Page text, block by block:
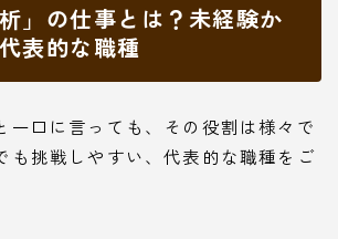
」の仕事とは？未経験か
表的な職種
一口に言っても、その役割は様々で
も挑戦しやすい、代表的な職種をご